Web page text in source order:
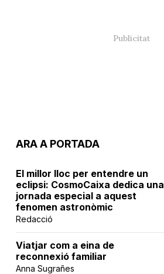
ARA A PORTADA
El millor lloc per entendre un
eclipsi: CosmoCaixa dedica una
jornada especial a aquest
fenomen astronòmic
Redacció
Viatjar com a eina de
reconnexió familiar
Anna Sugrañes